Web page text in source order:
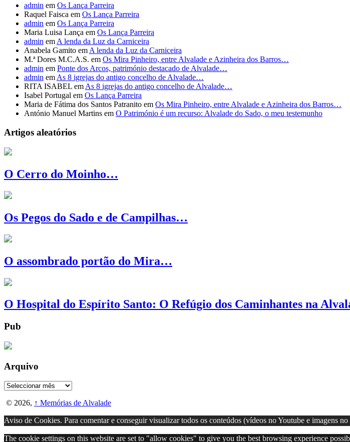
admin em Os Lança Parreira
Raquel Faisca em Os Lança Parreira
admin em Os Lança Parreira
Maria Luisa Lança em Os Lança Parreira
admin em A lenda da Luz da Carniceira
Anabela Gamito em A lenda da Luz da Carniceira
M.ª Dores M.C.A.S. em Os Mira Pinheiro, entre Alvalade e Azinheira dos Barros…
admin em Ponte dos Arcos, património destacado de Alvalade…
admin em As 8 igrejas do antigo concelho de Alvalade…
RITA ISABEL em As 8 igrejas do antigo concelho de Alvalade…
Isabel Portugal em Os Lança Parreira
Maria de Fátima dos Santos Patranito em Os Mira Pinheiro, entre Alvalade e Azinheira dos Barros…
António Manuel Martins em O Património é um recurso: Alvalade do Sado, o meu testemunho
Artigos aleatórios
O Cerro do Moinho…
Os Pegos do Sado e de Campilhas…
O assombrado portão do Mira…
O Hospital do Espírito Santo: O Refúgio dos Caminhantes na
Pub
Arquivo
Arquivo
© 2026, ↑ Memórias de Alvalade
Aviso de Cookies. Para comentar e conseguir visualizar todos os conteúdos (vídeos no Youtube e imagens
The cookie settings on this website are set to "allow cookies" to give you the best browsing experience